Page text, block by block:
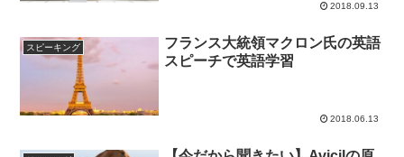
2018.09.13
スピーキング
フランス大統領マクロン氏の英語
スピーチで英語学習
2018.06.13